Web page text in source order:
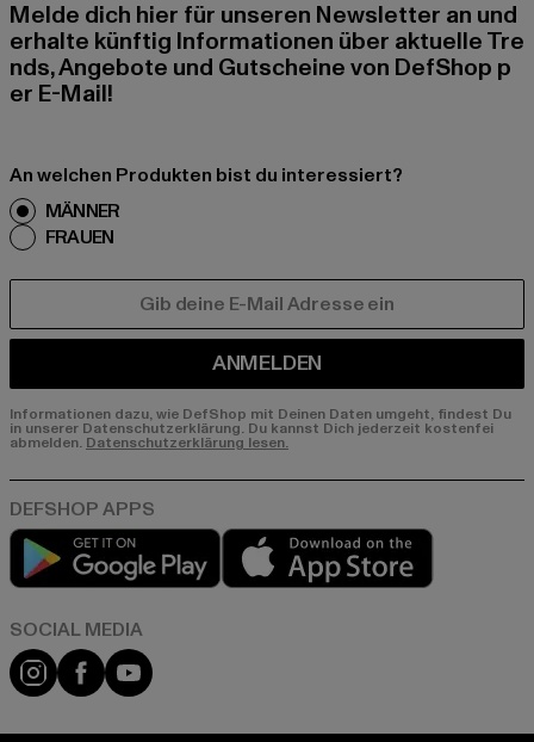
Melde dich hier für unseren Newsletter an und
erhalte künftig Informationen über aktuelle Tre
nds, Angebote und Gutscheine von DefShop p
er E-Mail!
An welchen Produkten bist du interessiert?
MÄNNER
FRAUEN
ANMELDEN
Informationen dazu, wie DefShop mit Deinen Daten umgeht, findest Du
in unserer Datenschutzerklärung. Du kannst Dich jederzeit kostenfei
abmelden. Datenschutzerklärung lesen.
Play market
Instagram
FacebookYouTube